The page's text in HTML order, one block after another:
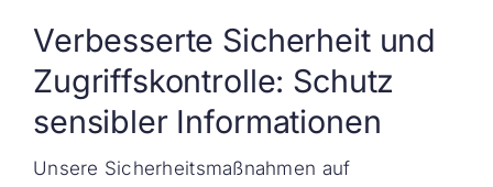
Verbesserte Sicherheit und
Zugriffskontrolle: Schutz
sensibler Informationen
Unsere Sicherheitsmaßnahmen auf